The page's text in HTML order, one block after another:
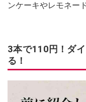
ンケーキやレモネー
3本で110円！ダ
る！